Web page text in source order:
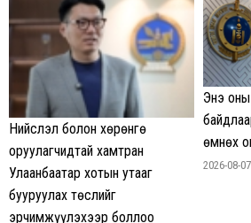
Нийслэл болон хөрөнгө
оруулагчидтай хамтран
Улаанбаатар хотын утааг
бууруулах төслийг
эрчимжүүлэхээр боллоо
Энэ
өмнөх
2026-08-07